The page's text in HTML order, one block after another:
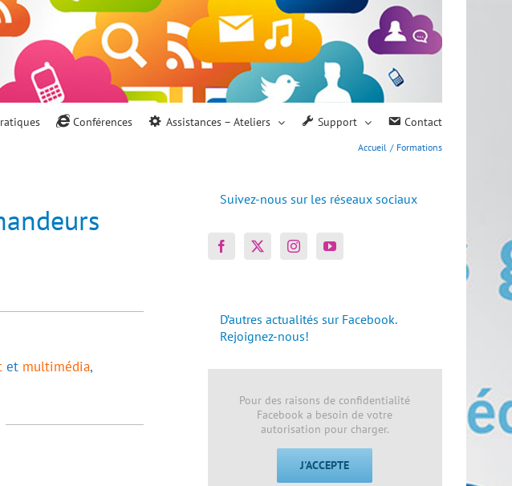
Conférences Assistances – Ateliers Support Contact
Accueil Formations
et multimédia,
Suivez-nous sur les réseaux sociaux
D’autres actualités sur Facebook.
Rejoignez-nous!
Pour des raisons de confidentialité
Facebook a besoin de votre
autorisation pour charger.
J'ACCEPTE